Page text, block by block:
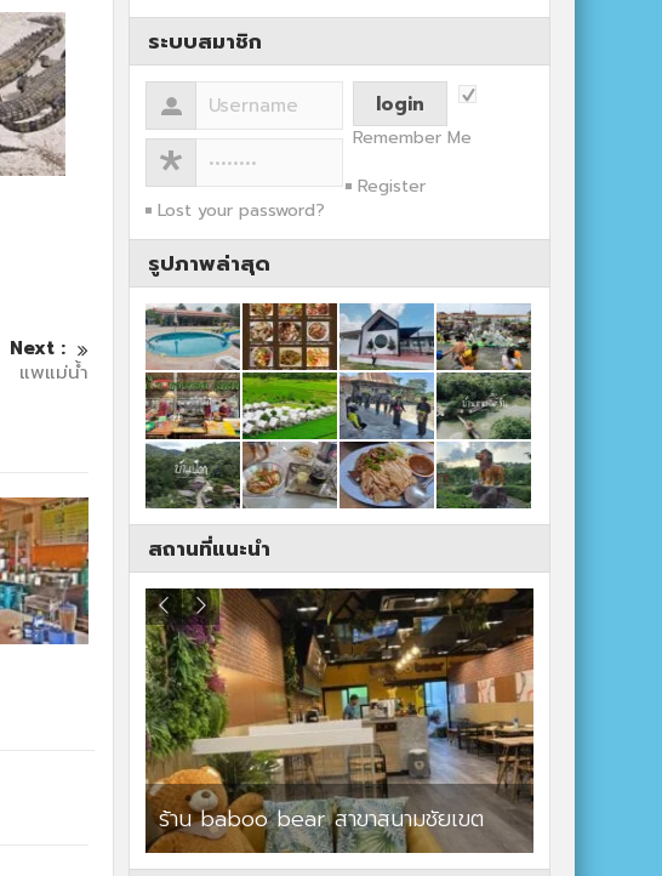
Next :
แพแม่น้ำ
ระบบสมาชิก
Remember Me
Register
Lost your password?
รูปภาพล่าสุด
สถานที่แนะนำ
ร้าน baboo bear สาขาสนามชัยเขต